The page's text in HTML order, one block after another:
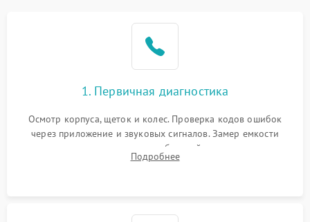
1. Первичная диагностика
Осмотр корпуса, щеток и колес. Проверка кодов ошибок
через приложение и звуковых сигналов. Замер емкости
аккумулятора и тестирование базовой станции зарядки.
Оценка работы лидара, бампера и датчиков падения для
Подробнее